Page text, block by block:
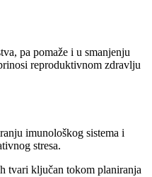
pa pomaže i u smanjenju
reproduktivnom zdravlju
imunološkog sistema i
stresa.
tvari ključan tokom planiranja